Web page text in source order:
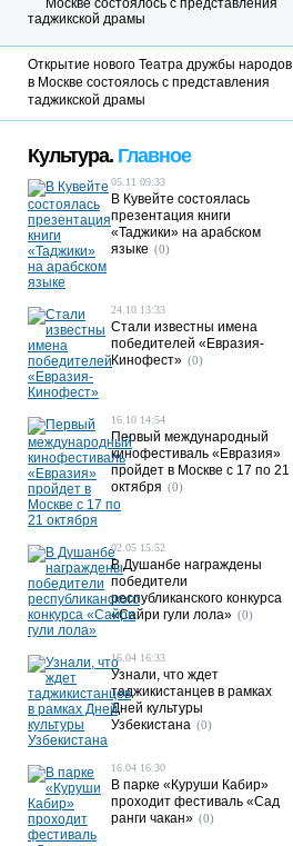
Открытие нового Театра дружбы народов
в Москве состоялось с представления
таджикской драмы
Культура. Главное
05.11 09:33
В Кувейте состоялась
презентация книги
«Таджики» на арабском
языке (0)
24.10 13:33
Стали известны имена
победителей «Евразия-
Кинофест» (0)
16.10 14:54
Первый международный
кинофестиваль «Евразия»
пройдет в Москве с 17 по 21
октября (0)
02.05 15:52
В Душанбе награждены
победители
республиканского конкурса
«Сайри гули лола» (0)
16.04 16:33
Узнали, что ждет
таджикистанцев в рамках
Дней культуры
Узбекистана (0)
16.04 16:30
В парке «Куруши Кабир»
проходит фестиваль «Сад
ранги чакан» (0)